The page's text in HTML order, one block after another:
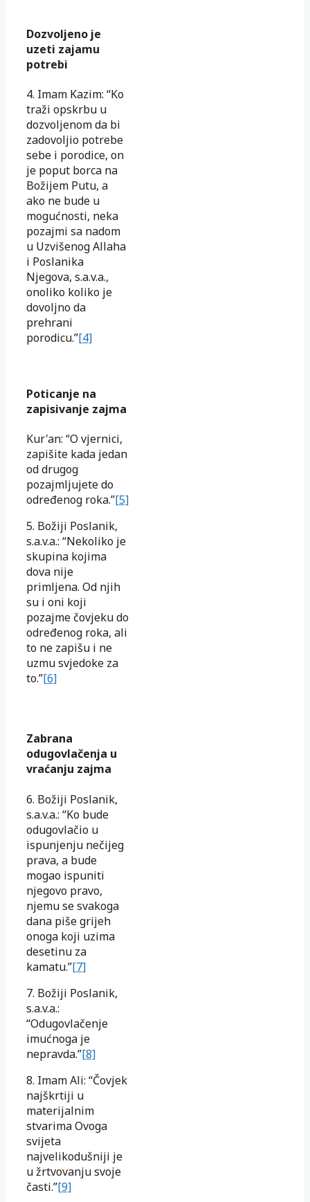
Dozvoljeno je
uzeti zajamu
potrebi
4. Imam Kazim: “Ko
traži opskrbu u
dozvoljenom da bi
zadovoljio potrebe
sebe i porodice, on
je poput borca na
Božijem Putu, a
ako ne bude u
mogućnosti, neka
pozajmi sa nadom
u Uzvišenog Allaha
i Poslanika
Njegova, s.a.v.a.,
onoliko koliko je
dovoljno da
prehrani
porodicu.”[4]
Poticanje na
zapisivanje zajma
Kur'an: “O vjernici,
zapišite kada jedan
od drugog
pozajmljujete do
određenog roka.”[5]
5. Božiji Poslanik,
s.a.v.a.: “Nekoliko je
skupina kojima
dova nije
primljena. Od njih
su i oni koji
pozajme čovjeku do
određenog roka, ali
to ne zapišu i ne
uzmu svjedoke za
to.”[6]
Zabrana
odugovlačenja u
vraćanju zajma
6. Božiji Poslanik,
s.a.v.a.: “Ko bude
odugovlačio u
ispunjenju nečijeg
prava, a bude
mogao ispuniti
njegovo pravo,
njemu se svakoga
dana piše grijeh
onoga koji uzima
desetinu za
kamatu.”[7]
7. Božiji Poslanik,
s.a.v.a.:
“Odugovlačenje
imućnoga je
nepravda.”[8]
8. Imam Ali: “Čovjek
najškrtiji u
materijalnim
stvarima Ovoga
svijeta
najvelikodušniji je
u žrtvovanju svoje
časti.”[9]